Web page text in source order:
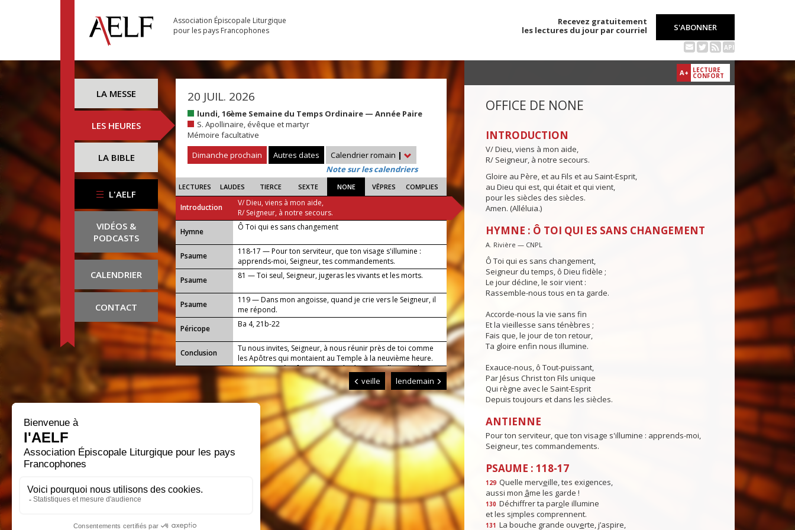
Association Épiscopale Liturgique
pour les pays Francophones
Recevez gratuitement
les lectures du jour par courriel
S'ABONNER
API
LA MESSE
LES HEURES
LA BIBLE
L'AELF
VIDÉOS &
PODCASTS
CALENDRIER
CONTACT
20 JUIL. 2026
lundi, 16ème Semaine du Temps Ordinaire — Année Paire
S. Apollinaire, évêque et martyr
Mémoire facultative
Dimanche prochain
Autres dates Calendrier romain |
Note sur les calendriers
LECTURES LAUDES TIERCE SEXTE NONE VÊPRES COMPLIES
Introduction
V/ Dieu, viens à mon aide,
R/ Seigneur, à notre secours.
...
Hymne Ô Toi qui es sans changement
Psaume
118-17 — Pour ton serviteur, que ton visage s'illumine :
apprends-moi, Seigneur, tes commandements.
Psaume
81 — Toi seul, Seigneur, jugeras les vivants et les morts.
Psaume
119 — Dans mon angoisse, quand je crie vers le Seigneur, il
me répond.
Péricope
Ba 4, 21b-22
Conclusion
Tu nous invites, Seigneur, à nous réunir près de toi comme
les Apôtres qui montaient au Temple à la neuvième heure.
Que notre prière faite au nom de Jésus appelle ton salut sur
tous ceux qui invoquent son nom. Lui qui règne.
veille lendemain
A+ LECTURE
CONFORT
OFFICE DE NONE
INTRODUCTION
V/ Dieu, viens à mon aide,
R/ Seigneur, à notre secours.
Gloire au Père, et au Fils et au Saint-Esprit,
au Dieu qui est, qui était et qui vient,
pour les siècles des siècles.
Amen. (Alléluia.)
HYMNE : Ô TOI QUI ES SANS CHANGEMENT
A. Rivière — CNPL
Ô Toi qui es sans changement,
Seigneur du temps, ô Dieu fidèle ;
Le jour décline, le soir vient :
Rassemble-nous tous en ta garde.
Accorde-nous la vie sans fin
Et la vieillesse sans ténèbres ;
Fais que, le jour de ton retour,
Ta gloire enfin nous illumine.
Exauce-nous, ô Tout-puissant,
Par Jésus Christ ton Fils unique
Qui règne avec le Saint-Esprit
Depuis toujours et dans les siècles.
ANTIENNE
Pour ton serviteur, que ton visage s'illumine : apprends-moi,
Seigneur, tes commandements.
PSAUME : 118-17
129 Quelle merveille, tes exigences,
aussi mon âme les garde !
130 Déchiffrer ta parole illumine
et les simples comprennent.
131 La bouche grande ouverte, j’aspire,